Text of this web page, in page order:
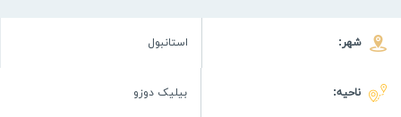
شهر: استانبول
ناحیه: بیلیک دوزو